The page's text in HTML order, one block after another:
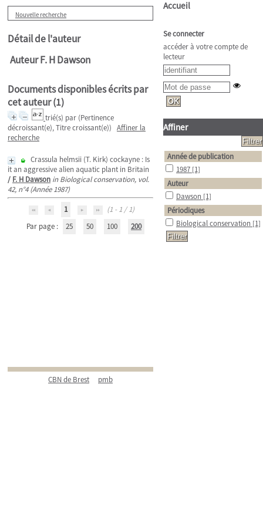
Nouvelle recherche
Détail de l'auteur
Auteur F. H Dawson
Documents disponibles écrits par
cet auteur (1)
trié(s) par (Pertinence
décroissant(e), Titre croissant(e)) Affiner la
recherche
Crassula helmsii (T. Kirk) cockayne : Is
it an aggressive alien aquatic plant in Britain
/ F. H Dawson in Biological conservation, vol.
42, n°4 (Année 1987)
1
(1 - 1 / 1)
Par page :
25 50 100 200
CBN de Brest pmb
Accueil
Se connecter
accéder à votre compte de
lecteur
Affiner
Année de publication
1987 [1]
Auteur
Dawson [1]
Périodiques
Biological conservation [1]